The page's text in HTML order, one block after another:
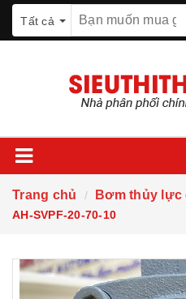
Tất cả
Trang chủ Bơm thủy lực
AH-SVPF-20-70-10